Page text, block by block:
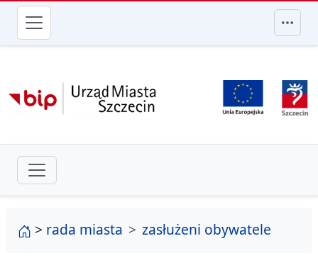
przejdź do głównego menu
strona główna
> rada miasta zasłużeni obywatele